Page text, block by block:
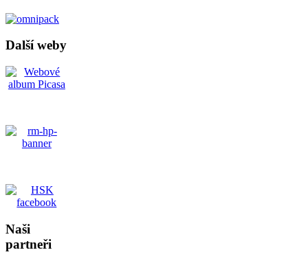
Další weby
Naši
partneři